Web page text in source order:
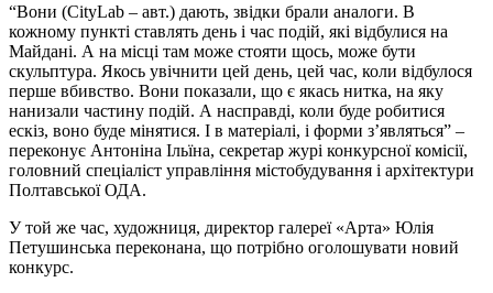
“Вони (CityLab – авт.) дають, звідки брали аналоги. В
кожному пункті ставлять день і час подій, які відбулися на
Майдані. А на місці там може стояти щось, може бути
скульптура. Якось увічнити цей день, цей час, коли відбулося
перше вбивство. Вони показали, що є якась нитка, на яку
нанизали частину подій. А насправді, коли буде робитися
ескіз, воно буде мінятися. І в матеріалі, і форми з’являться” –
переконує Антоніна Ільїна, секретар журі конкурсної комісії,
головний спеціаліст управління містобудування і архітектури
Полтавської ОДА.
У той же час, художниця, директор галереї «Арта» Юлія
Петушинська переконана, що потрібно оголошувати новий
конкурс.